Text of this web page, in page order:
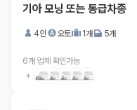
기아 모닝 또는 동급차종
4인 오토 1개 5개
6개 업체 확인가능